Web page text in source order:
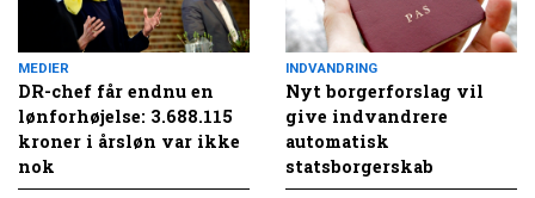
MEDIER
DR-chef får endnu en
lønforhøjelse: 3.688.115
kroner i årsløn var ikke
nok
INDVANDRING
Nyt borgerforslag vil
give indvandrere
automatisk
statsborgerskab